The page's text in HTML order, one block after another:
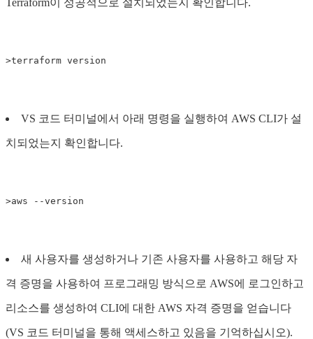
Terraform이 성공적으로 설치되었는지 확인합니다.
VS 코드 터미널에서 아래 명령을 실행하여 AWS CLI가 설
치되었는지 확인합니다.
새 사용자를 생성하거나 기존 사용자를 사용하고 해당 자
격 증명을 사용하여 프로그래밍 방식으로 AWS에 로그인하고
리소스를 생성하여 CLI에 대한 AWS 자격 증명을 얻습니다
(VS 코드 터미널을 통해 액세스하고 있음을 기억하십시오).